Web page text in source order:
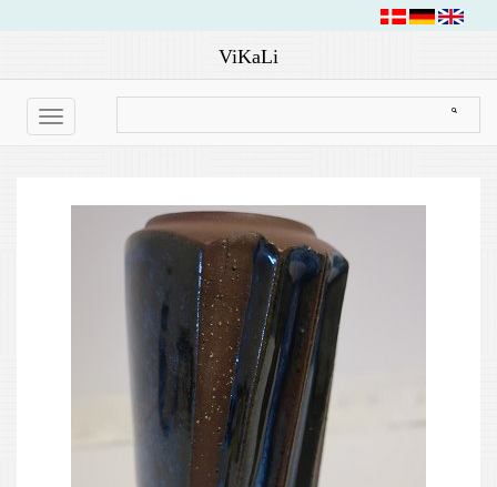
ViKaLi
Toggle
navigation